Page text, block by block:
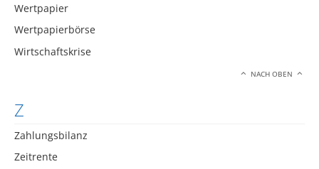
Wertpapier
Wertpapierbörse
Wirtschaftskrise
NACH OBEN
Z
Zahlungsbilanz
Zeitrente